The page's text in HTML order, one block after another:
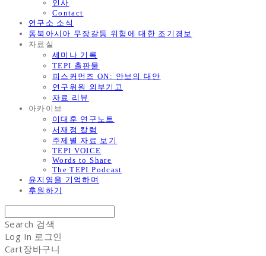
인사
Contact
연구소 소식
동북아시아 무장갈등 위험에 대한 조기경보
자료실
세미나 기록
TEPI 출판물
피스커먼즈 ON: 안보의 대안
연구위원 외부기고
자료 리뷰
아카이브
이대훈 연구노트
서재정 칼럼
주제별 자료 보기
TEPI VOICE
Words to Share
The TEPI Podcast
윤지영을 기억하며
후원하기
Search 검색
Log In 로그인
Cart장바구니